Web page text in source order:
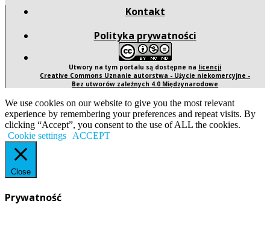
Kontakt
Polityka prywatności
Utwory na tym portalu są dostępne na licencji
Creative Commons Uznanie autorstwa - Użycie niekomercyjne -
Bez utworów zależnych 4.0 Międzynarodowe
We use cookies on our website to give you the most relevant
experience by remembering your preferences and repeat visits. By
clicking “Accept”, you consent to the use of ALL the cookies.
Cookie settings
ACCEPT
Close
Prywatność